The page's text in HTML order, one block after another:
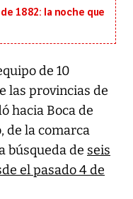
1882: la noche que
de 10
las provincias de
hacia Boca de
de la comarca
búsqueda de seis
el pasado 4 de